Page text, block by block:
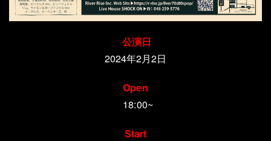
公演日
2024年2月2日
Open
18:00~
Start